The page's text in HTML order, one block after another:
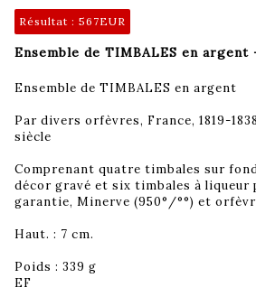
Résultat : 567EUR
Ensemble de TIMBALES en argent
Ensemble de TIMBALES en argent
Par divers orfèvres, France, 1819-
siècle
Comprenant quatre timbales sur
décor gravé et six timbales à
garantie, Minerve (950°/°°) et
Haut. : 7 cm.
Poids : 339 g
EF